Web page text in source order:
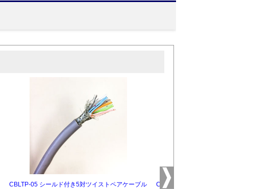
CBLTP-05 シールド付き5対ツイストペアケーブル
CBLTP-10 シールド付き10対ツイストペ